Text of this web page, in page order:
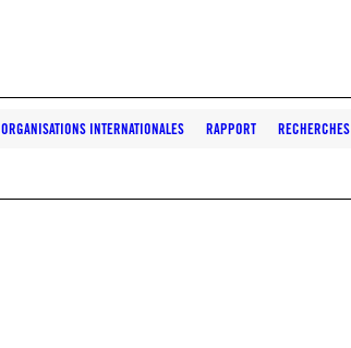
ORGANISATIONS INTERNATIONALES RAPPORT RECHERCHES